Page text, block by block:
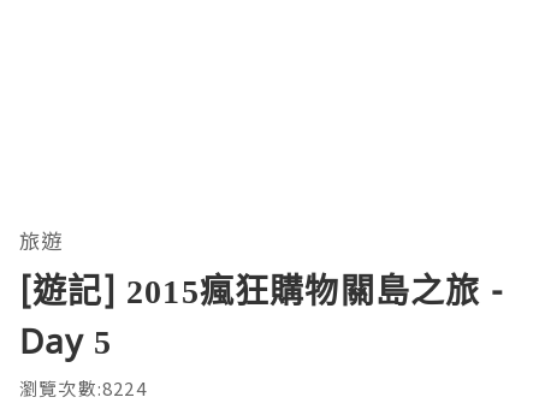
旅遊
[遊記] 2015瘋狂購物關島之旅 -
Day 5
瀏覽次數:8224